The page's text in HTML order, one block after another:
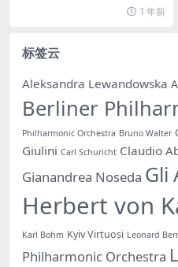
1 年前
标签云
Aleksandra Lewandowska
Berliner
Philharmonic Orchestra Bruno Walter
Giulini Carl Schuricht Claudio
Gianandrea Noseda Gli
Herbert von
Karl Bohm Kyiv Virtuosi Leonard
Philharmonic Orchestra